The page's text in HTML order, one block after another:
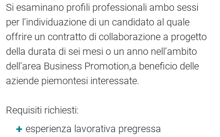
Si esaminano profili professionali ambo sessi
per l’individuazione di un candidato al quale
offrire un contratto di collaborazione a progetto
della durata di sei mesi o un anno nell’ambito
dell’area Business Promotion,a beneficio delle
aziende piemontesi interessate.
Requisiti richiesti:
esperienza lavorativa pregressa